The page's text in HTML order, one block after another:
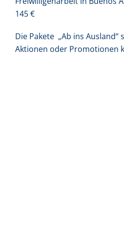
145 €
Die Pakete „Ab ins
Aktionen oder Promotionen